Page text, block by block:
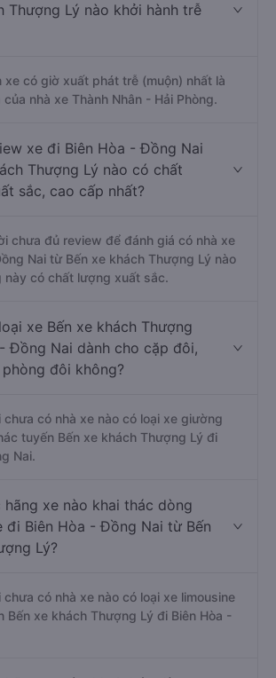
Thượng Lý nào khởi hành trễ
xe có giờ xuất phát trễ (muộn) nhất là
nhà xe Thành Nhân - Hải Phòng.
xe đi Biên Hòa - Đồng Nai
Thượng Lý nào có chất
sắc, cao cấp nhất?
chưa đủ review để đánh giá có nhà xe
Nai từ Bến xe khách Thượng Lý nào
này có chất lượng xuất sắc.
xe Bến xe khách Thượng
Đồng Nai dành cho cặp đôi,
đôi không?
chưa có nhà xe nào có loại xe giường
tuyến Bến xe khách Thượng Lý đi
Nai.
hãng xe nào khai thác dòng
đi Biên Hòa - Đồng Nai từ Bến
Lý?
chưa có nhà xe nào có loại xe limousine
Bến xe khách Thượng Lý đi Biên Hòa -